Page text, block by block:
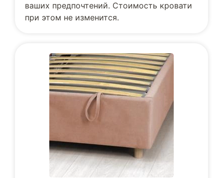
ваших предпочтений. Стоимость кровати
при этом не изменится.